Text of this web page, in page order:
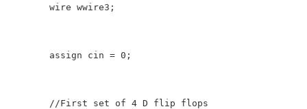
        wire wwire3;
        assign cin = 0;
        //First set of 4 D flip flops